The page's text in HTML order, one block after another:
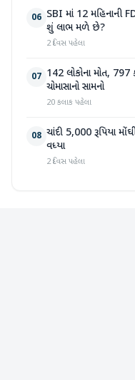
06 SBI માં 12 મહિનાની
શું લાભ મળે છે?
2 દિવસ પહેલા
07 142 લોકોના મોત, 797
ચોમાસાનો સામનો
20 કલાક પહેલા
08 ચાંદી 5,000 રૂપિયા
વધ્યા
2 દિવસ પહેલા